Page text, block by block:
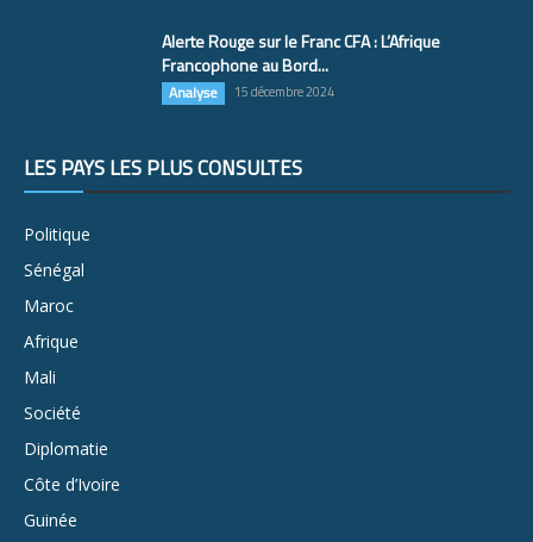
Alerte Rouge sur le Franc CFA : L’Afrique
Francophone au Bord...
Analyse 15 décembre 2024
LES PAYS LES PLUS CONSULTÉS
Politique
Sénégal
Maroc
Afrique
Mali
Société
Diplomatie
Côte d’Ivoire
Guinée